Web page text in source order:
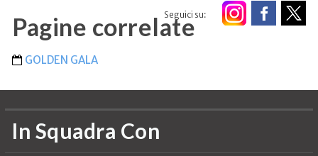
Seguici su:
Pagine correlate
GOLDEN GALA
In Squadra Con